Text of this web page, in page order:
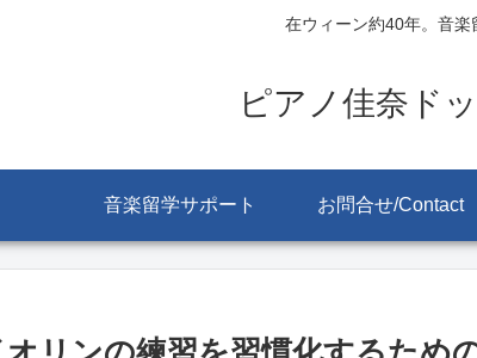
在ウィーン約40年。音楽
ピアノ佳奈ド
音楽留学サポート お問合せ/Contact